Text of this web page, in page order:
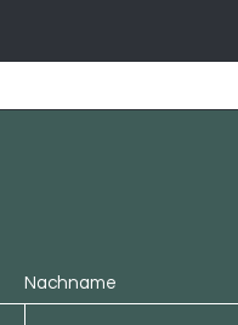
Nachname